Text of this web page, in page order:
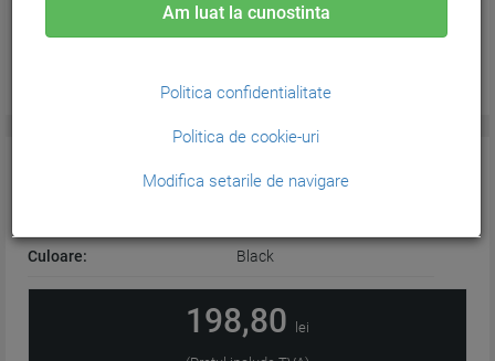
CARACTERISTICI GENERALE:
Culoare: Black
198,80 lei
Am luat la cunostinta
Politica confidentialitate
Politica de cookie-uri
Modifica setarile de navigare